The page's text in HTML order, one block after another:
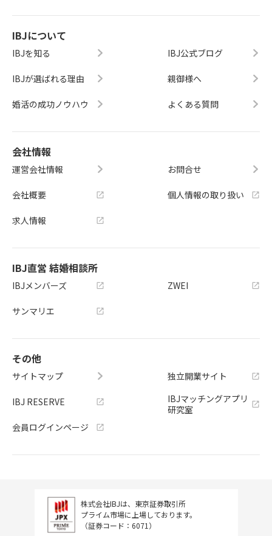
IBJについて
IBJを知る
IBJが選ばれる理由
婚活の成功ノウハウ
IBJ公式ブログ
親御様へ
よくある質問
会社情報
運営会社情報
会社概要
求人情報
お問合せ
個人情報の取り扱い
IBJ直営 結婚相談所
IBJメンバーズ
サンマリエ
ZWEI
その他
サイトマップ
IBJ RESERVE
会員ログインページ
独立開業サイト
IBJマッチングアプリ
研究室
株式会社IBJは、東京証券取引所
プライム市場に上場しております。
（証券コード：6071）